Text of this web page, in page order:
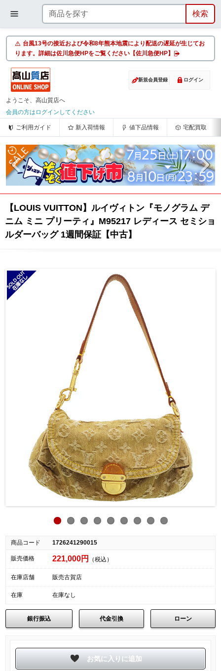
台風13号の接近および令和8年熊本地震により配送の遅延が生じてお
ります。詳細は佐川急便HPをご覧ください【佐川急便HP】
新規会員登録 ログイン
ようこそ、高山質店へ
会員の方はログインしてください
ご利用ガイド 新入荷情報 値下品情報 宅配買取
【LOUIS VUITTON】ルイヴィトン『モノグラム デ
ニム ミニ プリーティ』M95217 レディース セミショ
ルダーバッグ 1週間保証【中古】
商品コード 1726241290015
販売価格 221,000円 （税込）
在庫店舗 販売古賀店
在庫 在庫なし
銀行振込 代金引換 ローン